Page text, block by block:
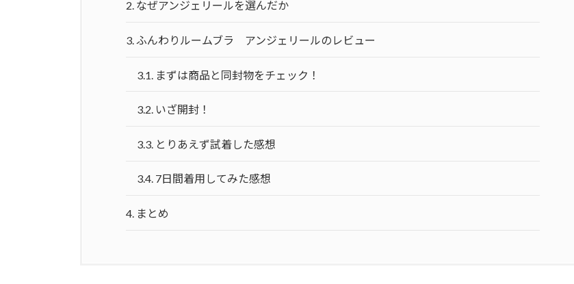
2. なぜアンジェリールを選んだか
3.ふんわりルームブラ アンジェリールのレビュー
3.1. まずは商品と同封物をチェック！
3.2. いざ開封！
3.3. とりあえず試着した感想
3.4. 7日間着用してみた感想
4. まとめ